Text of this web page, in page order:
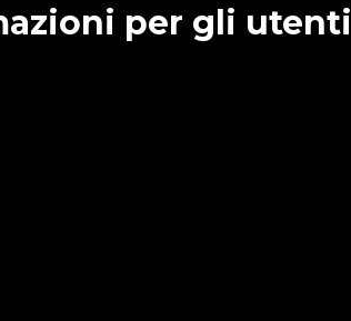
per gli utenti